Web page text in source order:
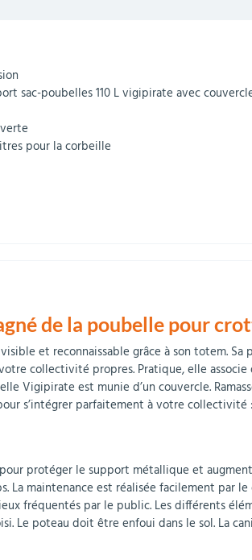
sac-poubelles 110 L vigipirate avec
pour la corbeille
de la poubelle pour
et reconnaissable grâce à son totem.
collectivité propres. Pratique, elle
Vigipirate est munie d’un couvercle.
s’intégrer parfaitement à votre collectivité
protéger le support métallique et
La maintenance est réalisée facilement par
fréquentés par le public. Les différents
Le poteau doit être enfoui dans le sol. La